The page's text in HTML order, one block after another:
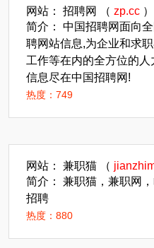
网站： 招聘网 （ zp.cc ）
简介： 中国招聘网面向
聘网站信息,为企业和求
工作等在内的全方位的
信息尽在中国招聘网!
热度：749
网站： 兼职猫 （
简介： 兼职猫，兼职网
招聘
热度：880